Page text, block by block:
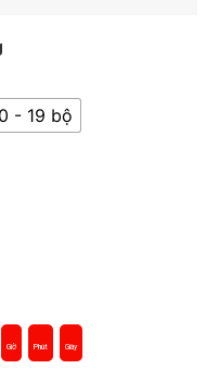
- 19 bộ
Giờ Phút Giây